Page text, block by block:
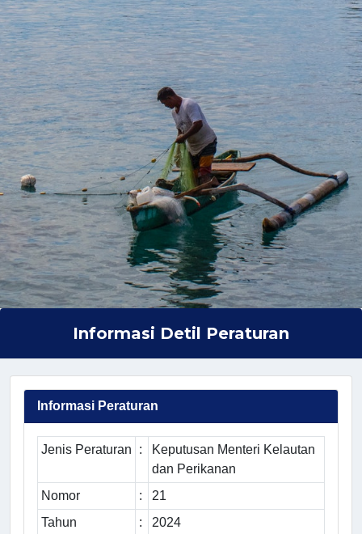
Informasi Detil Peraturan
Informasi Peraturan
Jenis Peraturan :
Keputusan Menteri Kelautan
dan Perikanan
Nomor
:
21
Tahun
:
2024